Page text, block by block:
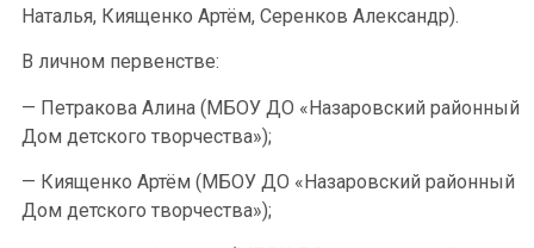
Наталья, Киященко Артём, Серенков Александр).
В личном первенстве:
— Петракова Алина (МБОУ ДО «Назаровский районный
Дом детского творчества»);
— Киященко Артём (МБОУ ДО «Назаровский районный
Дом детского творчества»);